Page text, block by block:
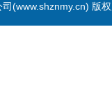
(www.shznmy.cn) 版